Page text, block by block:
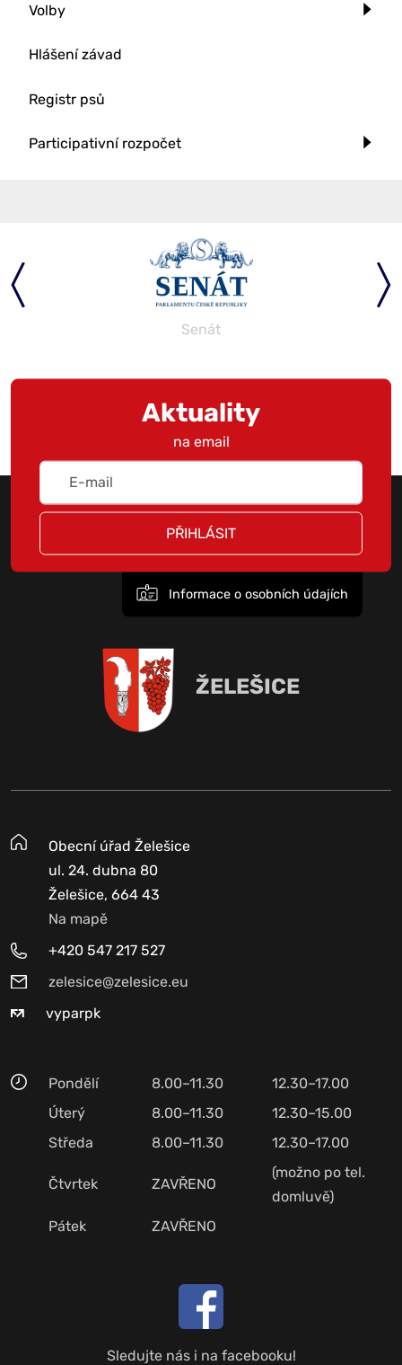
Volby
Hlášení závad
Registr psů
Participativní rozpočet
Senát
Aktuality
na email
PŘIHLÁSIT
Informace o osobních údajích
ŽELEŠICE
Obecní úřad Želešice
ul. 24. dubna 80
Želešice, 664 43
Na mapě
+420 547 217 527
zelesice@zelesice.eu
vyparpk
Pondělí 8.00–11.30
12.30–17.00
Úterý
8.00–11.30
12.30–15.00
Středa
8.00–11.30 12.30–17.00
Čtvrtek ZAVŘENO
(možno po tel.
domluvě)
Pátek
ZAVŘENO
Sledujte nás i na facebooku!